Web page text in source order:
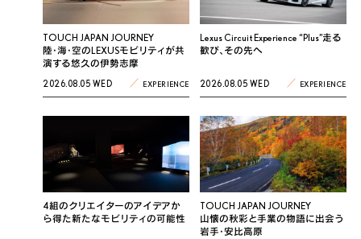
TOUCH JAPAN JOURNEY
陸・海・空のLEXUSモビリティが共
演する悠久の伊勢志摩
2026.08.05 WED EXPERIENCE
Lexus Circuit Experience “Plus”走る
歓び、その先へ
2026.08.05 WED EXPERIENCE
4組のクリエイターのアイデアか
ら得た新たなモビリティの可能性
TOUCH JAPAN JOURNEY
山懐の秋彩と手業の物語に出会う
岩手・安比高原